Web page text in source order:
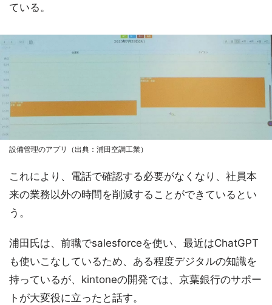
ている。
設備管理のアプリ（出典：浦田空調工業）
これにより、電話で確認する必要がなくなり、社員本
来の業務以外の時間を削減することができているとい
う。
浦田氏は、前職でsalesforceを使い、最近はChatGPT
も使いこなしているため、ある程度デジタルの知識を
持っているが、kintoneの開発では、京葉銀行のサポー
トが大変役に立ったと話す。